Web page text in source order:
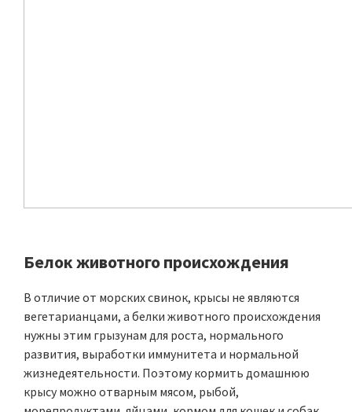
Белок животного происхождения
В отличие от морских свинок, крысы не являются
вегетарианцами, а белки животного происхождения
нужны этим грызунам для роста, нормального
развития, выработки иммунитета и нормальной
жизнедеятельности. Поэтому кормить домашнюю
крысу можно отварным мясом, рыбой,